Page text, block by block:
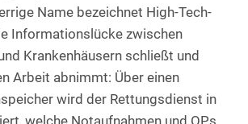
Name bezeichnet High-Tech-
Informationslücke zwischen
Krankenhäusern schließt und
Arbeit abnimmt: Über einen
wird der Rettungsdienst in